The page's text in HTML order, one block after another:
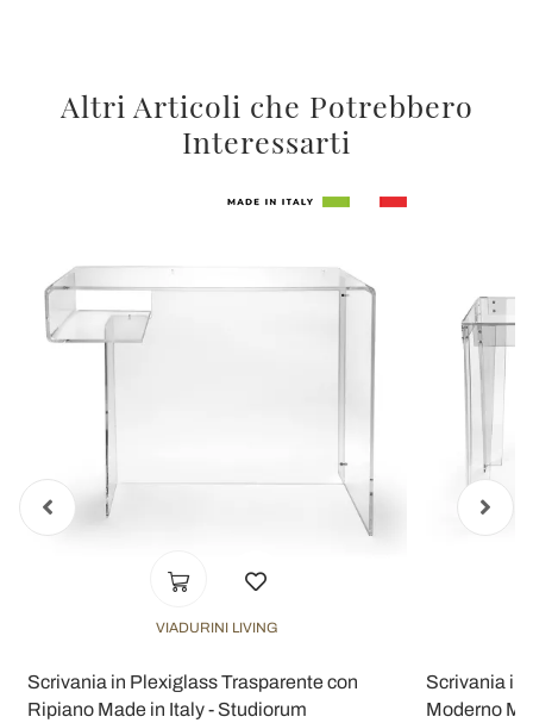
Altri Articoli che Potrebbero
Interessarti
VIADURINI LIVING
Scrivania in Plexiglass Trasparente con
Ripiano Made in Italy - Studiorum
Scrivania in
Moderno